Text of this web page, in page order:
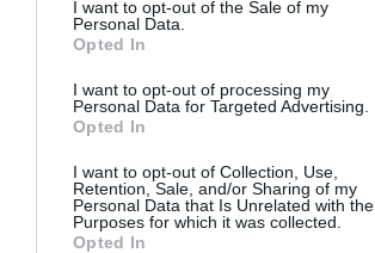
I want to opt-out of the Sale of my
Personal Data.
Opted In
I want to opt-out of processing my
Personal Data for Targeted Advertising.
Opted In
I want to opt-out of Collection, Use,
Retention, Sale, and/or Sharing of my
Personal Data that Is Unrelated with the
Purposes for which it was collected.
Opted In